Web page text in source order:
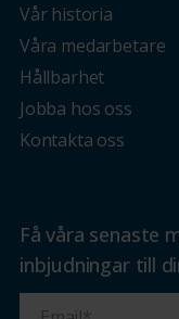
Vår historia
Våra medarbetare
Hållbarhet
Jobba hos oss
Kontakta oss
Få våra senaste
inbjudningar till